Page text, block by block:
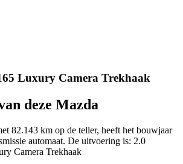
Luxury Camera Trekhaak
deze Mazda
82.143 km op de teller, heeft het bouwjaar
automaat. De uitvoering is: 2.0
Camera Trekhaak